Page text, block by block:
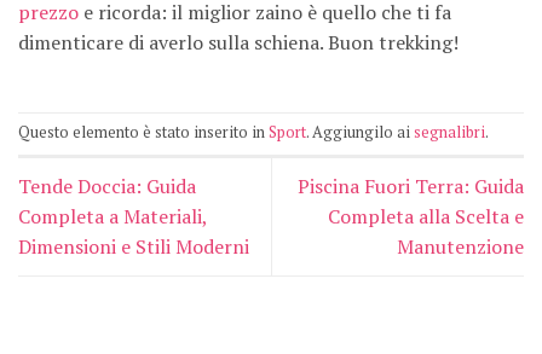
prezzo e ricorda: il miglior zaino è quello che ti fa
dimenticare di averlo sulla schiena. Buon trekking!
Questo elemento è stato inserito inSport. Aggiungilo aisegnalibri.
Tende Doccia: Guida
Completa a Materiali,
Dimensioni e Stili Moderni
Piscina Fuori Terra: Guida
Completa alla Scelta e
Manutenzione